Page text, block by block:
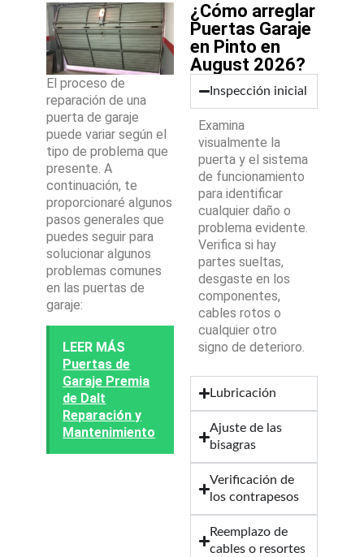
El proceso de
reparación de una
puerta de garaje
puede variar según el
tipo de problema que
presente. A
continuación, te
proporcionaré algunos
pasos generales que
puedes seguir para
solucionar algunos
problemas comunes
en las puertas de
garaje:
LEER MÁS
Puertas de
Garaje Premia
de Dalt
Reparación y
Mantenimiento
¿Cómo arreglar
Puertas Garaje
en Pinto en
August 2026?
Inspección inicial
Examina
visualmente la
puerta y el sistema
de funcionamiento
para identificar
cualquier daño o
problema evidente.
Verifica si hay
partes sueltas,
desgaste en los
componentes,
cables rotos o
cualquier otro
signo de deterioro.
Lubricación
Ajuste de las
bisagras
Verificación de
los contrapesos
Reemplazo de
cables o resortes